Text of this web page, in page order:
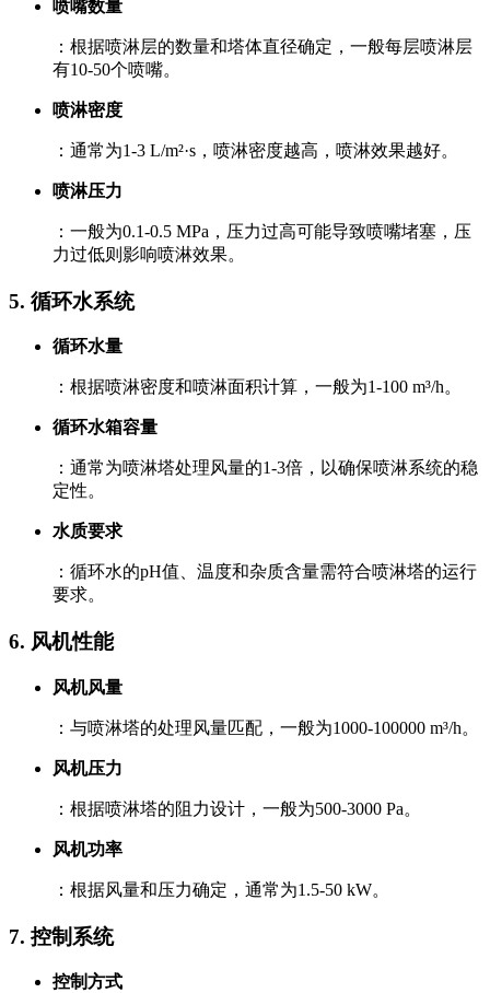
喷嘴数量
：根据喷淋层的数量和塔体直径确定，一般每层喷淋层
有10-50个喷嘴。
喷淋密度
：通常为1-3 L/m²·s，喷淋密度越高，喷淋效果越好。
喷淋压力
：一般为0.1-0.5 MPa，压力过高可能导致喷嘴堵塞，压
力过低则影响喷淋效果。
5. ‌循环水系统‌
循环水量
：根据喷淋密度和喷淋面积计算，一般为1-100 m³/h。
循环水箱容量
：通常为喷淋塔处理风量的1-3倍，以确保喷淋系统的稳
定性。
水质要求
：循环水的pH值、温度和杂质含量需符合喷淋塔的运行
要求。
6. ‌风机性能‌
风机风量
：与喷淋塔的处理风量匹配，一般为1000-100000 m³/h。
风机压力
：根据喷淋塔的阻力设计，一般为500-3000 Pa。
风机功率
：根据风量和压力确定，通常为1.5-50 kW。
7. ‌控制系统‌
控制方式